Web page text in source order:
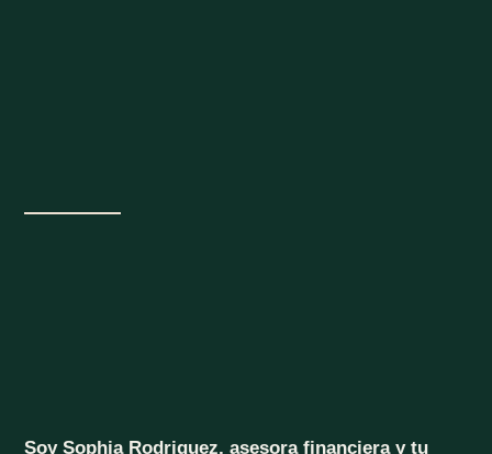
Soy Sophia Rodriguez, asesora financiera y tu